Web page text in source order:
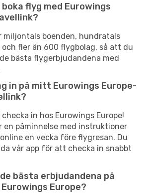
flyg med Eurowings
miljontals boenden, hundratals
fler än 600 flygbolag, så att du
bästa flygerbjudandena med
in på mitt Eurowings Europe-
in hos Eurowings Europe!
en påminnelse med instruktioner
en vecka före flygresan. Du
vår app för att checka in snabbt
bästa erbjudandena på
Europe?